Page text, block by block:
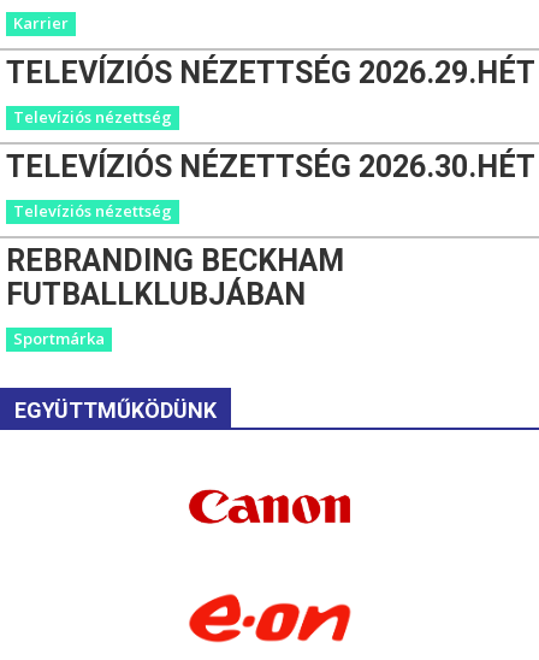
Karrier
TELEVÍZIÓS NÉZETTSÉG 2026.29.HÉT
Televíziós nézettség
TELEVÍZIÓS NÉZETTSÉG 2026.30.HÉT
Televíziós nézettség
REBRANDING BECKHAM
FUTBALLKLUBJÁBAN
Sportmárka
EGYÜTTMŰKÖDÜNK